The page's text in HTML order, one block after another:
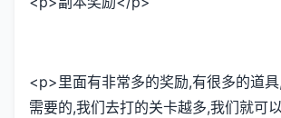
<p>里面有非常多的奖励,有很多的道
需要的,我们去打的关卡越多,我们就可